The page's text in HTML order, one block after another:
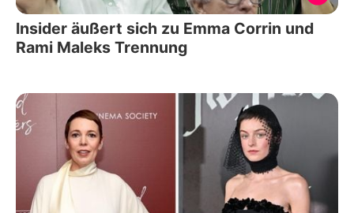
Insider äußert sich zu Emma Corrin und
Rami Maleks Trennung